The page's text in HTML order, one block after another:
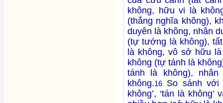
không, hữu vi là
(thắng nghĩa không),
duyên là không, nhân
(tự tướng là không),
là không, vô sở hữu
không (tự tánh là
tánh là không),
không.16 So sánh với
không’, ‘tán là